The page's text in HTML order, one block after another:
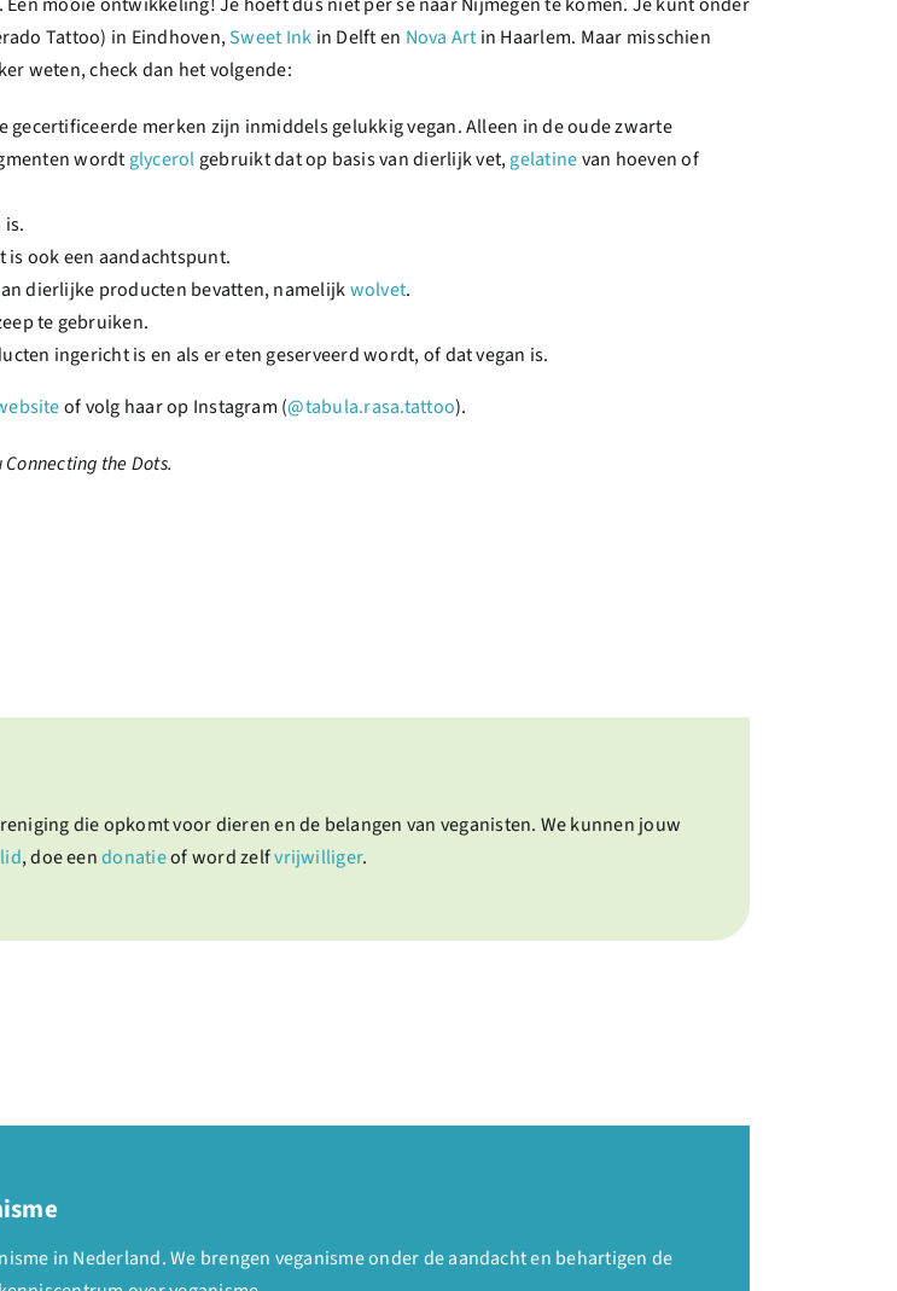
Tattoo) in Eindhoven,Sweet Ink in Delft en Nova Art in Haarlem. Maar misschien
weten, check dan het volgende:
merken zijn inmiddels gelukkig vegan. Alleen in de oude zwarte
wordt glycerol gebruikt dat op basis van dierlijk vet,gelatinevan hoeven of
is ook een aandachtspunt.
dierlijke producten bevatten, namelijkwolvet.
te gebruiken.
ingericht is en als er eten geserveerd wordt, of dat vegan is.
of volg haar op Instagram (@tabula.rasa.tattoo).
the Dots.
die opkomt voor dieren en de belangen van veganisten. We kunnen jouw
, doe eendonatieof word zelfvrijwilliger.
in Nederland. We brengen veganisme onder de aandacht en behartigen de